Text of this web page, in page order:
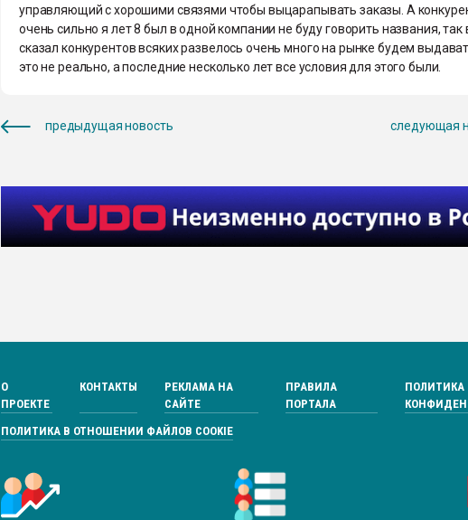
управляющий с хорошими связями чтобы выцарапывать заказы. А
очень сильно я лет 8 был в одной компании не буду говорить названия, так
сказал конкурентов всяких развелось очень много на рынке будем
это не реально, а последние несколько лет все условия для этого были.
предыдущая новость следующая
О
ПРОЕКТЕ
КОНТАКТЫ
РЕКЛАМА НА
САЙТЕ
ПРАВИЛА
ПОРТАЛА
ПОЛИТИКА
ПОЛИТИКА В ОТНОШЕНИИ ФАЙЛОВ COOKIE